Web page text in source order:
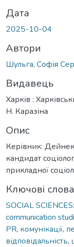
Дата
2025-10-04
Автори
Шульга, Софія
Видавець
Харків :
Н. Каразіна
Опис
Керівник:
кандидат
прикладної
Ключові слова
SOCIAL
communication
PR, комунікації,
відповідальність,